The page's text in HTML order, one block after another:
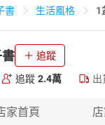
書 生活風格 1
追蹤
追蹤 2.4萬 出
家首頁